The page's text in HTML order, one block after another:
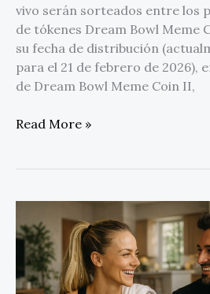
vivo serán sorteados entre los
de tókenes Dream Bowl Meme
su fecha de distribución
para el 21 de febrero de 2026),
de Dream Bowl Meme Coin II,
Read More »
lanza
un
gimnasio
online